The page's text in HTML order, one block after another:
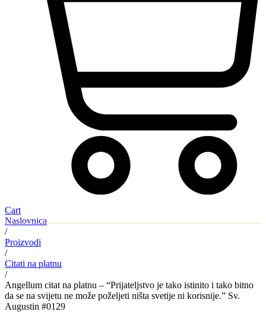
Cart
Naslovnica
/
Proizvodi
/
Citati na platnu
/
Angellum citat na platnu – “Prijateljstvo je tako istinito i tako bitno
da se na svijetu ne može poželjeti ništa svetije ni korisnije.” Sv.
Augustin #0129